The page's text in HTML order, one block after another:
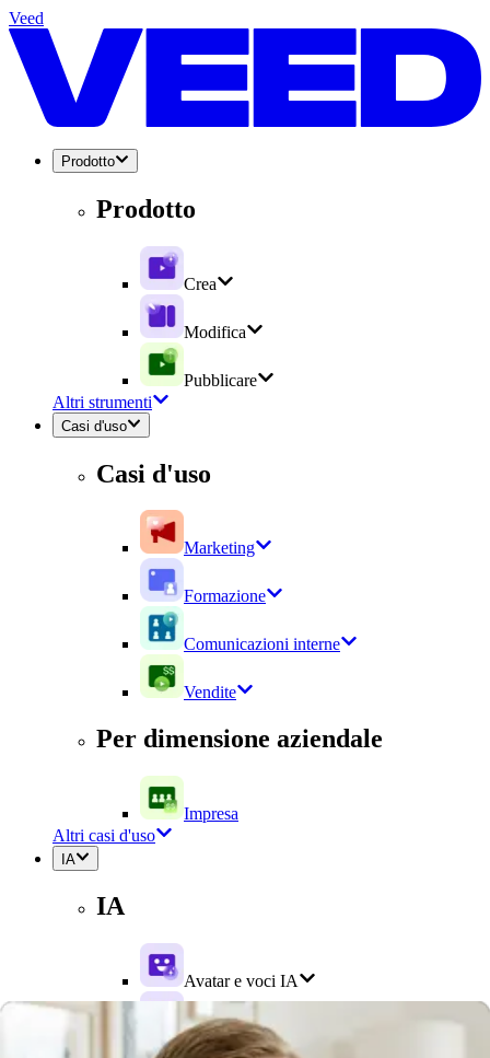
Veed
Prodotto
Prodotto
Crea
Modifica
Pubblicare
Altri strumenti
Casi d'uso
Casi d'uso
Marketing
Formazione
Comunicazioni interne
Vendite
Per dimensione aziendale
Impresa
Altri casi d'uso
IA
IA
Avatar e voci IA
Editing IA